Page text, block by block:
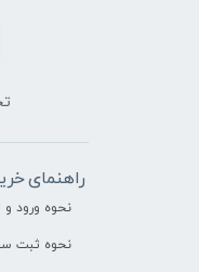
راهنمای
نحوه ورود و
نحوه ثبت